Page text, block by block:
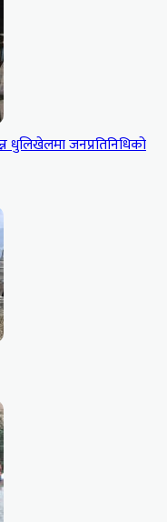
धुलिखेलमा जनप्रतिनिधिको